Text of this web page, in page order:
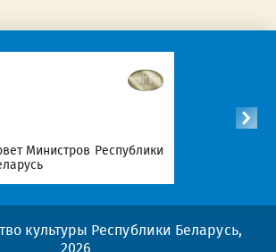
Министров Республики
культуры Республики Беларусь,
2026